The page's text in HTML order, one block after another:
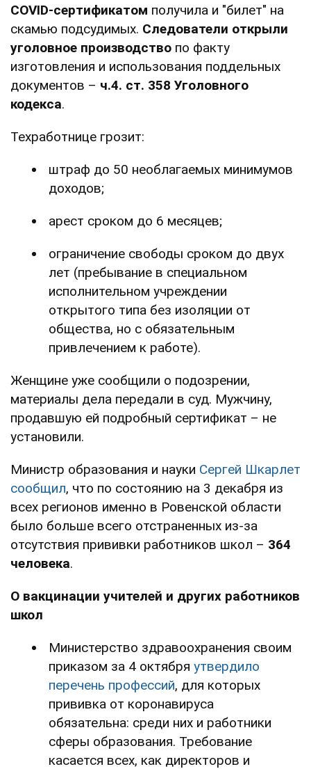
COVID-сертификатом получила и "билет" на
скамью подсудимых. Следователи открыли
уголовное производство по факту
изготовления и использования поддельных
документов – ч.4. ст. 358 Уголовного
кодекса.
Техработнице грозит:
штраф до 50 необлагаемых минимумов
доходов;
арест сроком до 6 месяцев;
ограничение свободы сроком до двух
лет (пребывание в специальном
исполнительном учреждении
открытого типа без изоляции от
общества, но с обязательным
привлечением к работе).
Женщине уже сообщили о подозрении,
материалы дела передали в суд. Мужчину,
продавшую ей подробный сертификат – не
установили.
Министр образования и науки Сергей Шкарлет
сообщил, что по состоянию на 3 декабря из
всех регионов именно в Ровенской области
было больше всего отстраненных из-за
отсутствия прививки работников школ – 364
человека.
О вакцинации учителей и других работников
школ
Министерство здравоохранения своим
приказом за 4 октября утвердило
перечень профессий, для которых
прививка от коронавируса
обязательна: среди них и работники
сферы образования. Требование
касается всех, как директоров и